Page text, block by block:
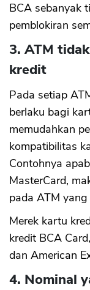
BCA sebanyak
pemblokiran
3. ATM
kredit
Pada setiap
berlaku bagi
memudahkan
kompatibilitas
Contohnya
MasterCard,
pada ATM
Merek kartu
kredit BCA
dan American
4. Nominal